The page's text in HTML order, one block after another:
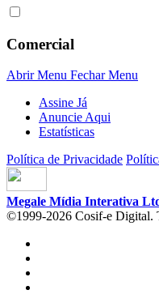
Comercial
Abrir Menu Fechar Menu
Assine Já
Anuncie Aqui
Estatísticas
Política de Privacidade
Megale Mídia Interativa
©1999-2026 Cosif-e Digital.